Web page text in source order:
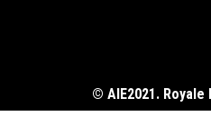
© AIE2021. Royale